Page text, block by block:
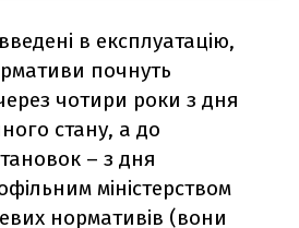
в експлуатацію,
почнуть
чотири роки з дня
стану, а до
– з дня
міністерством
нормативів (вони